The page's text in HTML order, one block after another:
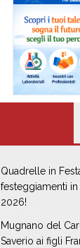
Quadrelle in
festeggiamenti
2026!
Mugnano del
Saverio ai figli